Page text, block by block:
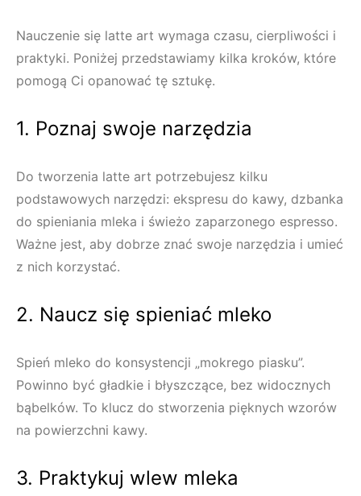
Nauczenie się latte art wymaga czasu, cierpliwości i
praktyki. Poniżej przedstawiamy kilka kroków, które
pomogą Ci opanować tę sztukę.
1. Poznaj swoje narzędzia
Do tworzenia latte art potrzebujesz kilku
podstawowych narzędzi: ekspresu do kawy, dzbanka
do spieniania mleka i świeżo zaparzonego espresso.
Ważne jest, aby dobrze znać swoje narzędzia i umieć
z nich korzystać.
2. Naucz się spieniać mleko
Spień mleko do konsystencji „mokrego piasku”.
Powinno być gładkie i błyszczące, bez widocznych
bąbelków. To klucz do stworzenia pięknych wzorów
na powierzchni kawy.
3. Praktykuj wlew mleka